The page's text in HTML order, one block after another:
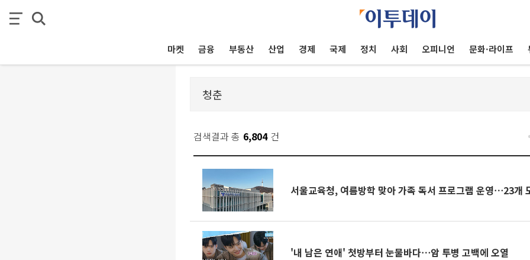
마켓 금융 부동산 산업 경제 국제 정치 사회 오피니언 문화·라이프
검색결과 총 6,804 건
서울교육청, 여름방학 맞아 가족 독서 프로그램 운영⋯23개
'내 남은 연애' 첫방부터 눈물바다⋯암 투병 고백에 오열